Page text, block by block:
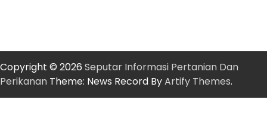
Copyright © 2026 Seputar Informasi Pertanian Dan
Perikanan Theme: News Record ByArtify Themes.